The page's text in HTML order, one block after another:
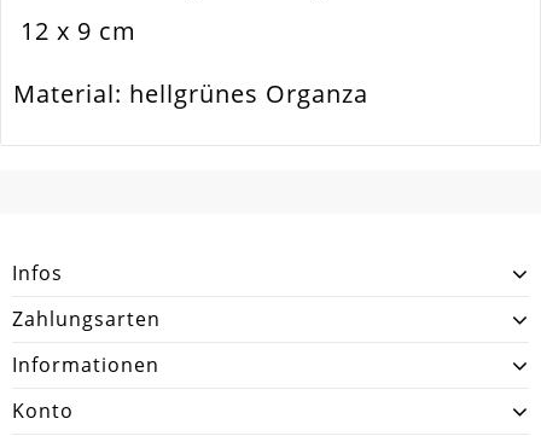
12 x 9 cm
Material: hellgrünes Organza
Infos
Zahlungsarten
Informationen
Konto